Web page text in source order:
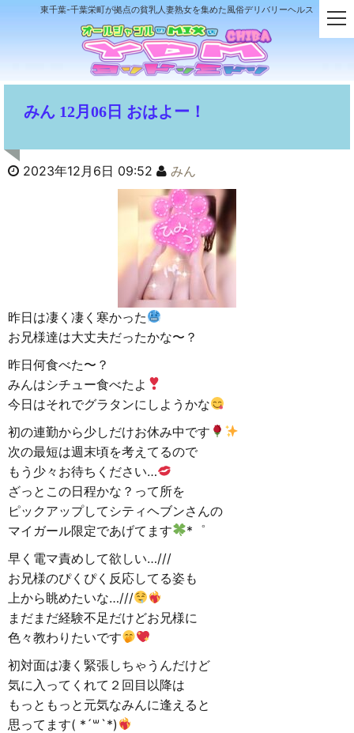
東千葉-千葉栄町が拠点の貧乳人妻熟女を集めた風俗デリバリーヘルス
みん 12月06日 おはよー！
2023年12月6日 09:52 みん
昨日は凄く凄く寒かった
お兄様達は大丈夫だったかな〜？
昨日何食べた〜？
みんはシチュー食べたよ
今日はそれでグラタンにしようかな
初の連勤から少しだけお休み中です
次の最短は週末頃を考えてるので
もう少々お待ちください…
ざっとこの日程かな？って所を
ピックアップしてシティヘブンさんの
マイガール限定であげてます
*゜
早く電マ責めして欲しい…///
お兄様のぴくぴく反応してる姿も
上から眺めたいな…///
まだまだ経験不足だけどお兄様に
色々教わりたいです
初対面は凄く緊張しちゃうんだけど
気に入ってくれて２回目以降は
もっともっと元気なみんに逢えると
思ってます( *´꒳`*)
t
o
l
v